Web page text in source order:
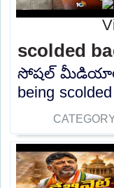
scolded
సోషల్ మీడియాలో
being